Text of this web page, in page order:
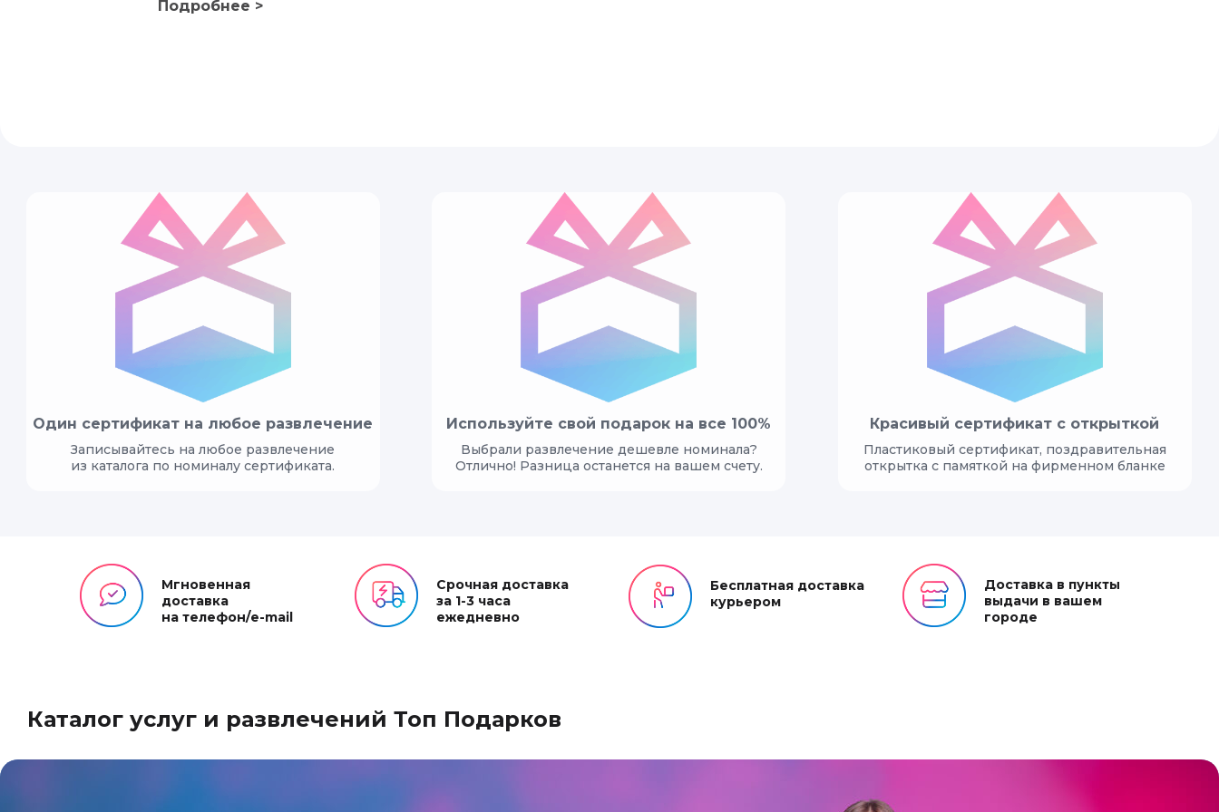
Один сертификат на любое развлечение
Записывайтесь на любое развлечение
из каталога по номиналу сертификата.
Используйте свой подарок на все 100%
Выбрали развлечение дешевле номинала?
Отлично! Разница останется на вашем счету.
Красивый сертификат с открыткой
Пластиковый сертификат, поздравительная
открытка с памяткой на фирменном бланке
Мгновенная
доставка
на телефон/e-mail
Срочная доставка
за 1-3 часа
ежедневно
Бесплатная доставка
курьером
Доставка в пункты
выдачи в вашем
городе
Каталог услуг и развлечений Топ Подарков